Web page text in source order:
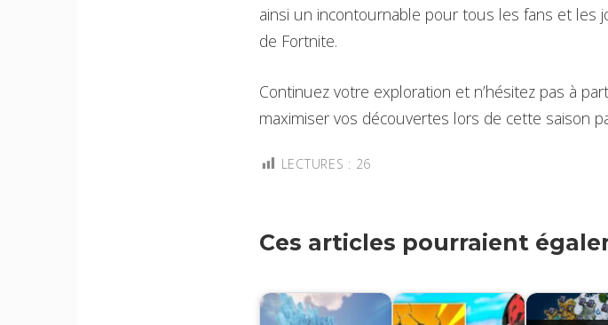
ainsi un incontournable pour tous les fans et
de Fortnite.
Continuez votre exploration et n’hésitez pas à
maximiser vos découvertes lors de cette saison
LECTURES : 26
Ces articles pourraient